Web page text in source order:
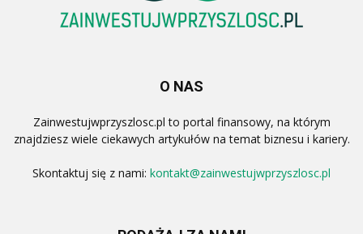
O NAS
Zainwestujwprzyszlosc.pl to portal finansowy, na którym
znajdziesz wiele ciekawych artykułów na temat biznesu i kariery.
Skontaktuj się z nami: kontakt@zainwestujwprzyszlosc.pl